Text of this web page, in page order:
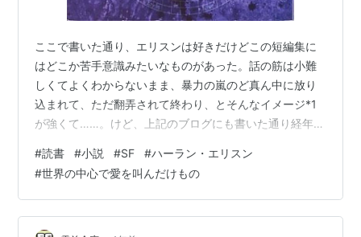
ここで書いた通り、エリスンは好きだけどこの短編集に
はどこか苦手意識みたいなものがあった。話の筋は小難
しくてよくわからないまま、暴力の嵐のど真ん中に放り
込まれて、ただ翻弄されて終わり、とそんなイメージ*1
が強くて……。けど、上記のブログにも書いた通り経年で
てはいたんだけど……ちょっといろいろあって後回しにし
ていた。そうこうしているうちにディック作品を再読す
ることになったりと、タイミングが掴めずにいた……と書
くとどうにか格好がつくけど、単に忘れていただけだっ
#読書 #小説 #SF #ハーラン・エリスン
#世界の中心で愛を叫んだけもの